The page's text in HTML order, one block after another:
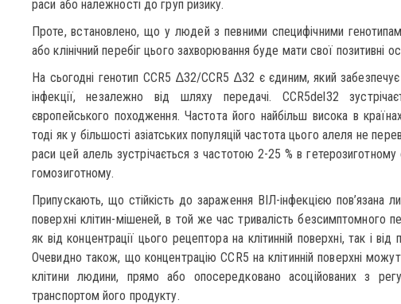
раси або належності до груп ризику.
Проте, встановлено, що у людей з певними специфічними
або клінічний перебіг цього захворювання буде мати свої позитивні
На сьогодні генотип CCR5 ∆32/CCR5 ∆32 є єдиним, який
інфекції, незалежно від шляху передачі. CCR5del32
європейського походження. Частота його найбільш висока в
тоді як у більшості азіатських популяцій частота цього алеля не
раси цей алель зустрічається з частотою 2-25 % в гетерозиготному
гомозиготному.
Припускають, що стійкість до зараження ВІЛ-інфекцією пов’язана
поверхні клітин-мішеней, в той же час тривалість безсимптомного
як від концентрації цього рецептора на клітинній поверхні, так і
Очевидно також, що концентрацію CCR5 на клітинній поверхні
клітини людини, прямо або опосередковано асоційованих з
транспортом його продукту.